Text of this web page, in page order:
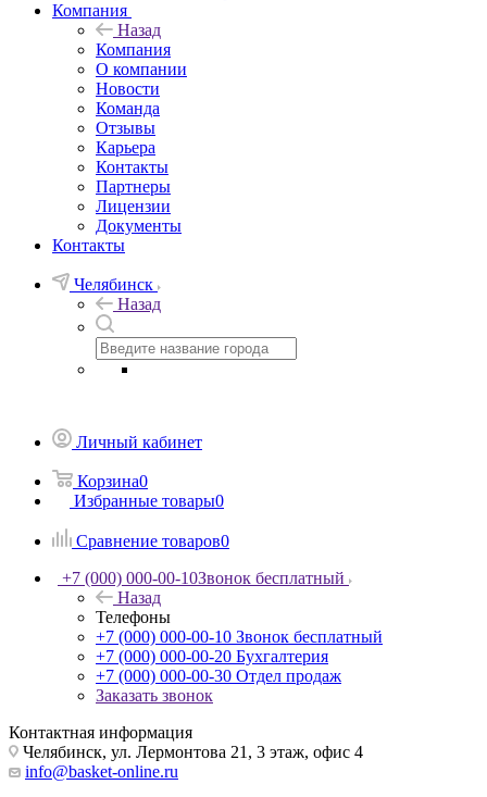
Компания
Назад
Компания
О компании
Новости
Команда
Отзывы
Карьера
Контакты
Партнеры
Лицензии
Документы
Контакты
Челябинск
Назад
Личный кабинет
Корзина0
Избранные товары0
Сравнение товаров0
+7 (000) 000-00-10Звонок бесплатный
Назад
Телефоны
+7 (000) 000-00-10 Звонок бесплатный
+7 (000) 000-00-20 Бухгалтерия
+7 (000) 000-00-30 Отдел продаж
Заказать звонок
Контактная информация
Челябинск, ул. Лермонтова 21, 3 этаж, офис 4
info@basket-online.ru